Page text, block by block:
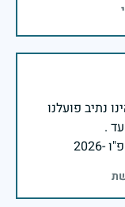
נתיב פועלנו